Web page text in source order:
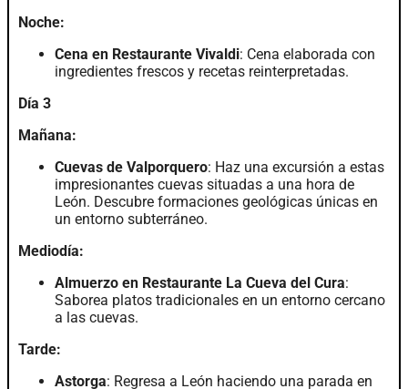
Noche:
Cena en Restaurante Vivaldi: Cena elaborada con
ingredientes frescos y recetas reinterpretadas.
Día 3
Mañana:
Cuevas de Valporquero: Haz una excursión a estas
impresionantes cuevas situadas a una hora de
León. Descubre formaciones geológicas únicas en
un entorno subterráneo.
Mediodía:
Almuerzo en Restaurante La Cueva del Cura:
Saborea platos tradicionales en un entorno cercano
a las cuevas.
Tarde:
Astorga: Regresa a León haciendo una parada en